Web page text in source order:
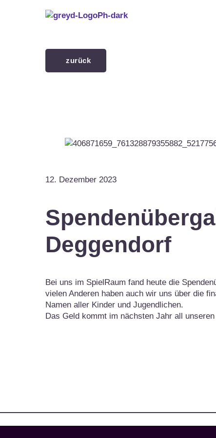
zurück
12. Dezember 2023
Deggendorf
Bei uns im SpielRaum fand heute die
vielen Anderen haben auch wir uns über die
Namen aller Kinder und Jugendlichen.
Das Geld kommt im nächsten Jahr all